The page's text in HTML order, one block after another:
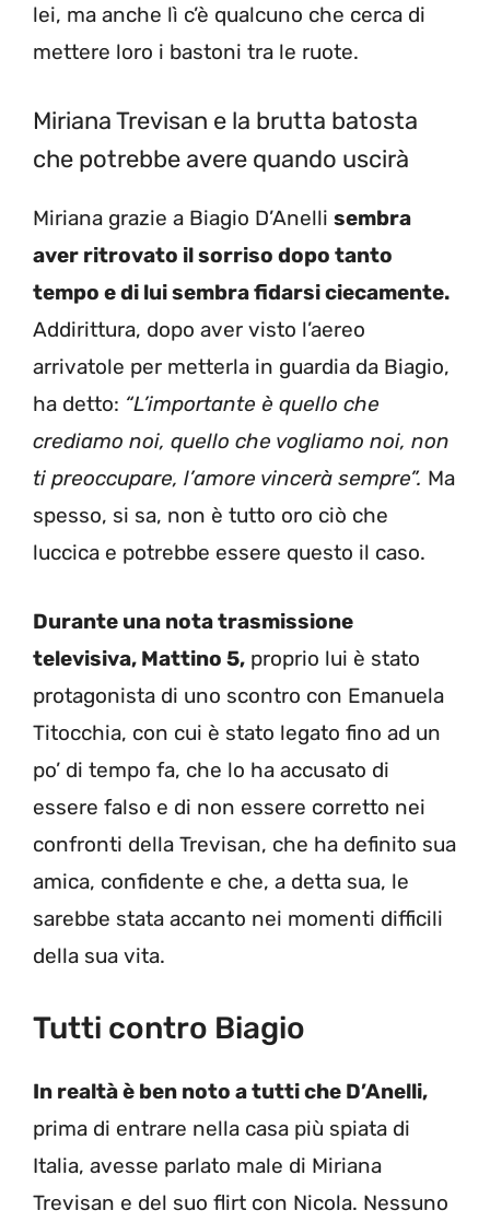
lei, ma anche lì c’è qualcuno che cerca di
mettere loro i bastoni tra le ruote.
Miriana Trevisan e la brutta batosta
che potrebbe avere quando uscirà
Miriana grazie a Biagio D’Anelli sembra
aver ritrovato il sorriso dopo tanto
tempo e di lui sembra fidarsi ciecamente.
Addirittura, dopo aver visto l’aereo
arrivatole per metterla in guardia da Biagio,
ha detto: “L’importante è quello che
crediamo noi, quello che vogliamo noi, non
ti preoccupare, l’amore vincerà sempre”. Ma
spesso, si sa, non è tutto oro ciò che
luccica e potrebbe essere questo il caso.
Durante una nota trasmissione
televisiva, Mattino 5, proprio lui è stato
protagonista di uno scontro con Emanuela
Titocchia, con cui è stato legato fino ad un
po’ di tempo fa, che lo ha accusato di
essere falso e di non essere corretto nei
confronti della Trevisan, che ha definito sua
amica, confidente e che, a detta sua, le
sarebbe stata accanto nei momenti difficili
della sua vita.
Tutti contro Biagio
In realtà è ben noto a tutti che D’Anelli,
prima di entrare nella casa più spiata di
Italia, avesse parlato male di Miriana
Trevisan e del suo flirt con Nicola. Nessuno